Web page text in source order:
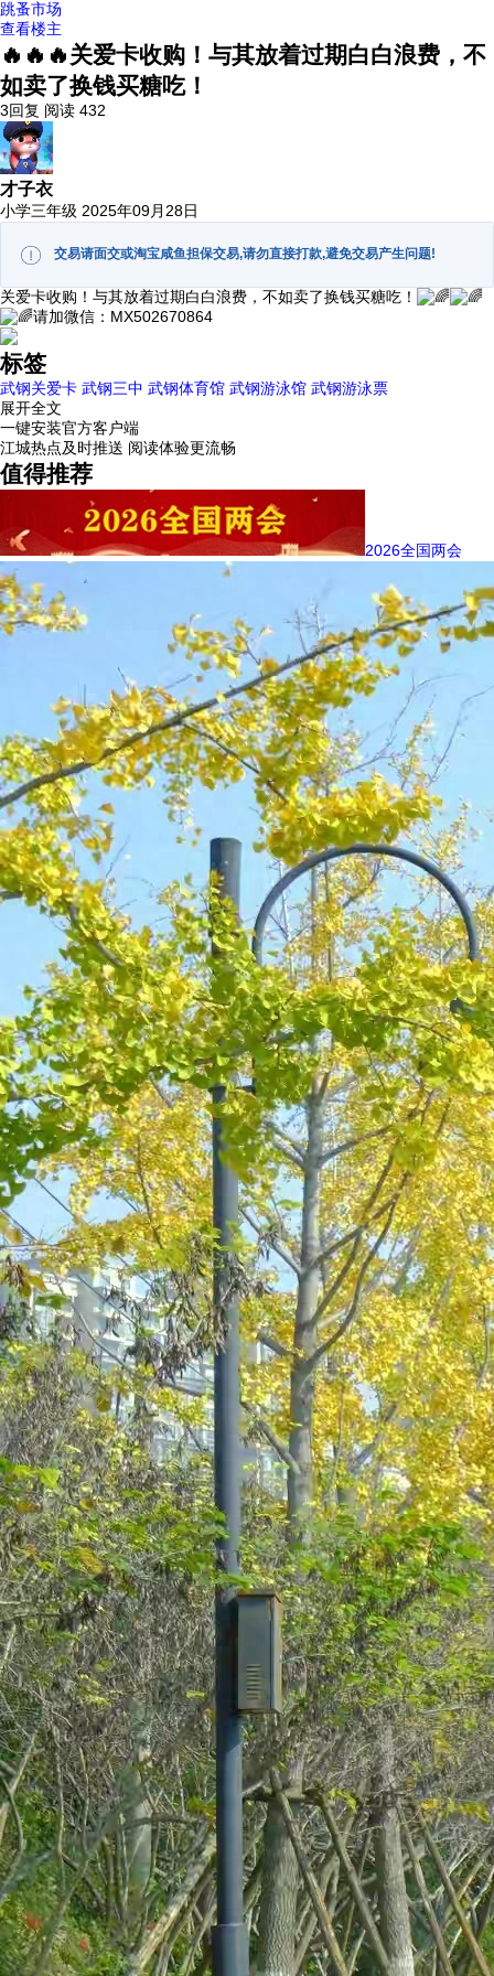
跳蚤市场
查看楼主
🔥🔥🔥关爱卡收购！与其放着过期白白浪费，不
如卖了换钱买糖吃！
3回复 阅读 432
才子衣
小学三年级 2025年09月28日
交易请面交或淘宝咸鱼担保交易,请勿直接打款,避免交易产生问题!
关爱卡收购！与其放着过期白白浪费，不如卖了换钱买糖吃！
请加微信：MX502670864
标签
武钢关爱卡 武钢三中 武钢体育馆 武钢游泳馆 武钢游泳票
展开全文
一键安装官方客户端
江城热点及时推送 阅读体验更流畅
值得推荐
2026全国两会